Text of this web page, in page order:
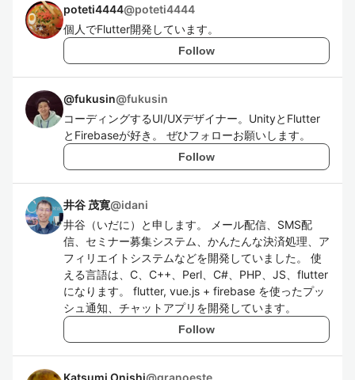
poteti4444@poteti4444
個人でFlutter開発しています。
Follow
@fukusin@fukusin
コーディングするUI/UXデザイナー。UnityとFlutter
とFirebaseが好き。 ぜひフォローお願いします。
Follow
井谷 茂寛@idani
井谷（いだに）と申します。 メール配信、SMS配
信、セミナー募集システム、かんたんな決済処理、ア
フィリエイトシステムなどを開発していました。 使
える言語は、C、C++、Perl、C#、PHP、JS、flutter
になります。 flutter, vue.js + firebase を使ったプッ
シュ通知、チャットアプリを開発しています。
Follow
Katsumi Onishi@granoeste